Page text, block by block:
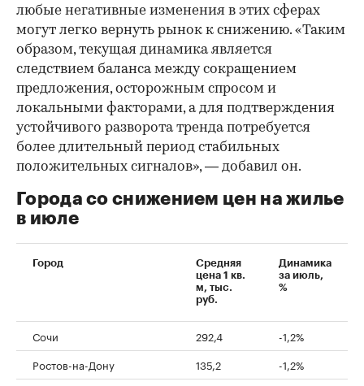
любые негативные изменения в этих сферах
могут легко вернуть рынок к снижению. «Таким
образом, текущая динамика является
следствием баланса между сокращением
предложения, осторожным спросом и
локальными факторами, а для подтверждения
устойчивого разворота тренда потребуется
более длительный период стабильных
положительных сигналов», — добавил он.
Города со снижением цен на жилье
в июле
Город
Средняя
цена 1 кв.
м, тыс.
руб.
Динамика
за июль,
%
Сочи 292,4
-1,2%
Ростов-на-Дону
135,2
-1,2%